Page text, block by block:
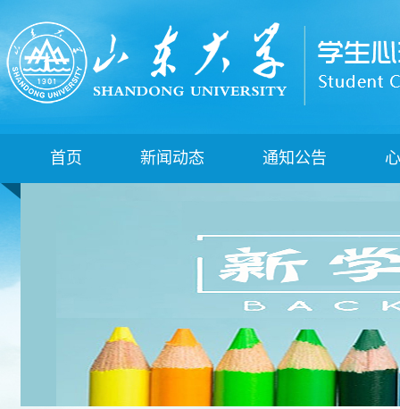
首页 新闻动态 通知公告